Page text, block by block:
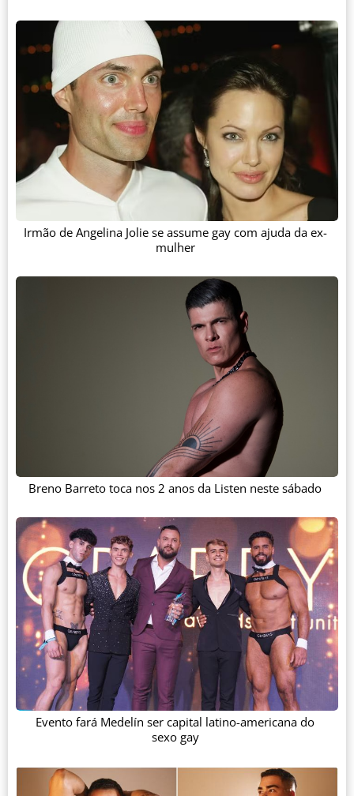
Irmão de Angelina Jolie se assume gay com ajuda da ex-
mulher
Breno Barreto toca nos 2 anos da Listen neste sábado
Evento fará Medelín ser capital latino-americana do
sexo gay